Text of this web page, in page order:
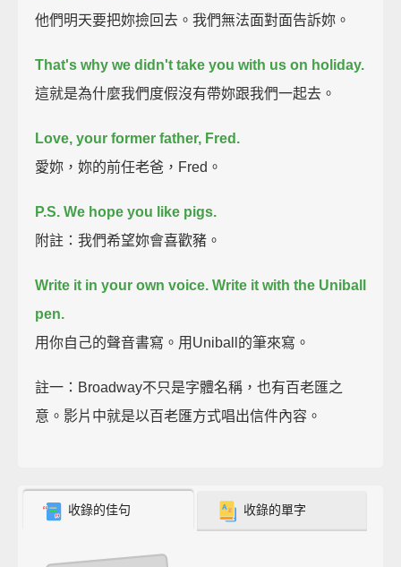
他們明天要把妳撿回去。我們無法面對面告訴妳。
That's why we didn't take you with us on holiday.
這就是為什麼我們度假沒有帶妳跟我們一起去。
Love, your former father, Fred.
愛妳，妳的前任老爸，Fred。
P.S. We hope you like pigs.
附註：我們希望妳會喜歡豬。
Write it in your own voice. Write it with the Uniball
pen.
用你自己的聲音書寫。用Uniball的筆來寫。
註一：Broadway不只是字體名稱，也有百老匯之
意。影片中就是以百老匯方式唱出信件內容。
收錄的佳句 收錄的單字